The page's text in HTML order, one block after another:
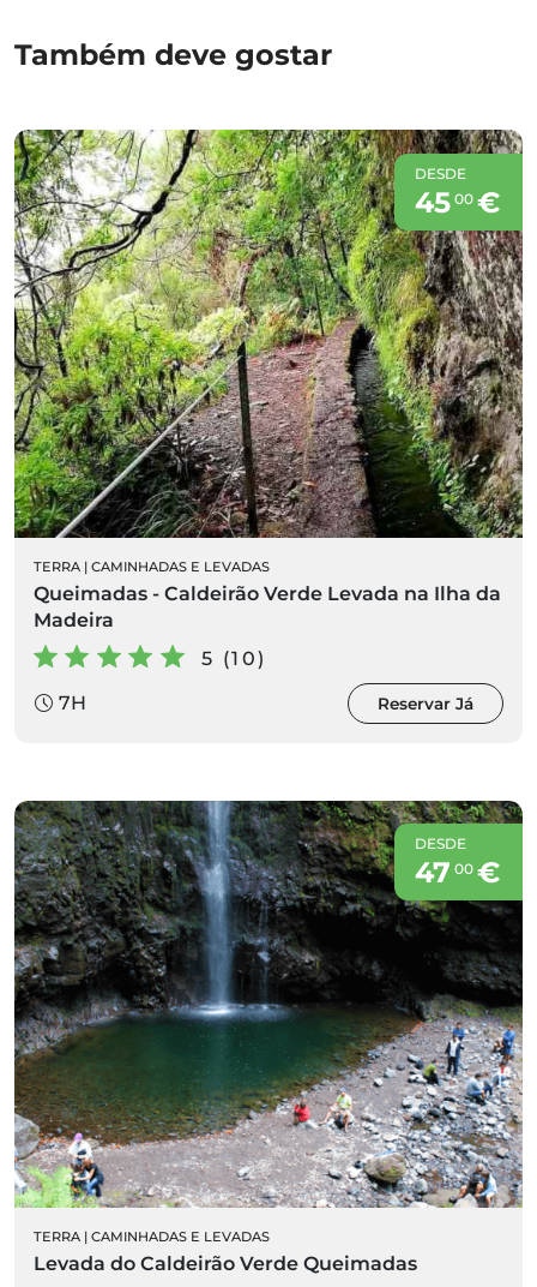
Também deve gostar
DESDE
45 00€
TERRA | CAMINHADAS E LEVADAS
Queimadas - Caldeirão Verde Levada na Ilha da
Madeira
5 (10)
7H
Reservar Já
DESDE
47 00€
TERRA | CAMINHADAS E LEVADAS
Levada do Caldeirão Verde Queimadas